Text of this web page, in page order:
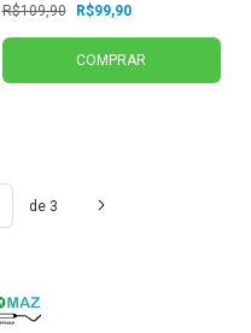
R$109,90 R$99,90
COMPRAR
de 3